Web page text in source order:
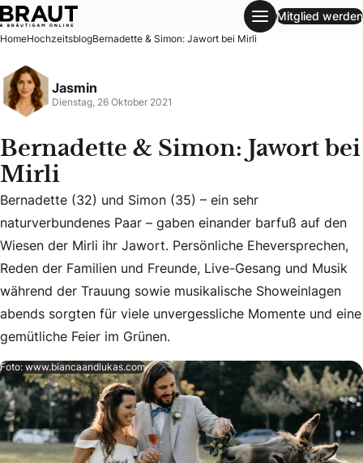
Bernadette & Simon: Jawort bei Mirli
Mitglied werden
HomeHochzeitsblogBernadette & Simon: Jawort bei Mirli
Jasmin
Dienstag, 26 Oktober 2021
Bernadette & Simon: Jawort bei
Mirli
Bernadette (32) und Simon (35) – ein sehr
Bernadette (32) und Simon (35) – ein sehr
naturverbundenes Paar – gaben einander barfuß auf den
Wiesen der Mirli ihr Jawort. Persönliche Eheversprechen,
Reden der Familien und Freunde, Live-Gesang und Musik
während der Trauung sowie musikalische Showeinlagen
abends sorgten für viele unvergessliche Momente und eine
gemütliche Feier im Grünen.
Foto: www.biancaandlukas.com